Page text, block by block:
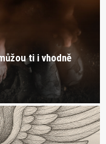
ti i vhodně